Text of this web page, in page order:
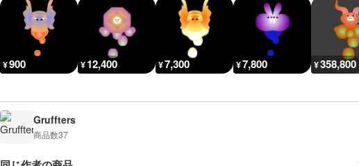
¥900 ¥12,400 ¥7,300 ¥7,800 ¥358,800
Gruffters
商品数37